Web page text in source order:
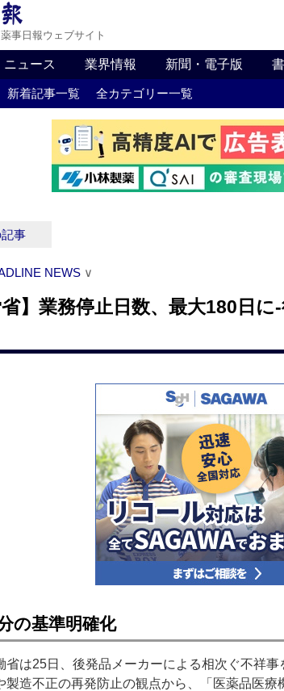
事日報ウェブサイト
ニュース 業界情報 新聞・電子版
新着記事一覧 全カテゴリー一覧
事
NEWS ∨
省】業務停止日数、最大180日
の基準明確化
は25日、後発品メーカーによる相次ぐ不祥事
製造不正の再発防止の観点から、「医薬品医療